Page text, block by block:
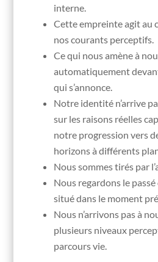
interne.
Cette empreinte agit au
nos courants perceptifs.
Ce qui nous amène à
automatiquement
qui s’annonce.
Notre identité n’arrive
sur les raisons réelles
notre progression vers
horizons à différents
Nous sommes tirés par
Nous regardons le passé
situé dans le moment
Nous n’arrivons pas à
plusieurs niveaux
parcours vie.